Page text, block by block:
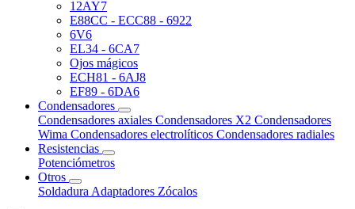
12AY7
E88CC - ECC88 - 6922
6V6
EL34 - 6CA7
Ojos mágicos
ECH81 - 6AJ8
EF89 - 6DA6
Condensadores
Condensadores axiales Condensadores X2 Condensadores
Wima Condensadores electrolíticos Condensadores radiales
Resistencias
Potenciómetros
Otros
Soldadura Adaptadores Zócalos